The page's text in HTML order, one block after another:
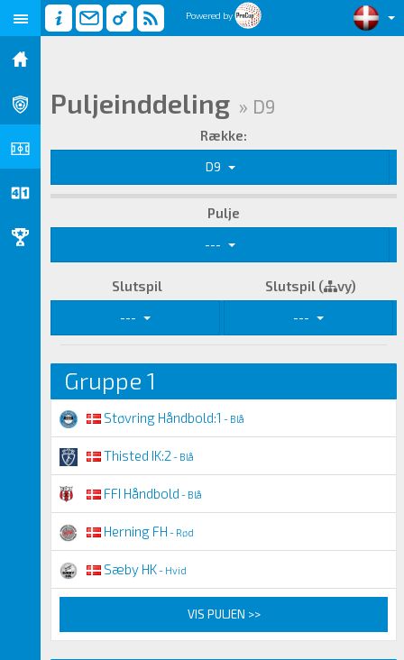
Powered by
Puljeinddeling » D9
Række:
D9
Pulje
---
Slutspil Slutspil ( vy)
--- ---
Gruppe 1
Støvring Håndbold:1 - Blå
Thisted IK:2 - Blå
FFI Håndbold - Blå
Herning FH - Rød
Sæby HK- Hvid
VIS PULJEN >>